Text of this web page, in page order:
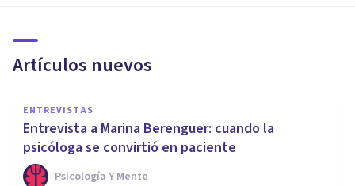
Artículos nuevos
ENTREVISTAS
Entrevista a Marina Berenguer: cuando la
psicóloga se convirtió en paciente
Psicología Y Mente